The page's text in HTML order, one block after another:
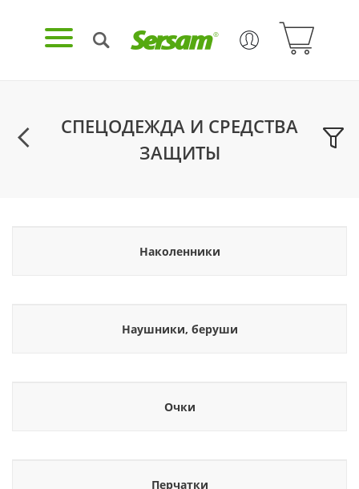
СПЕЦОДЕЖДА И СРЕДСТВА
ЗАЩИТЫ
Наколенники
Наушники, беруши
Очки
Перчатки